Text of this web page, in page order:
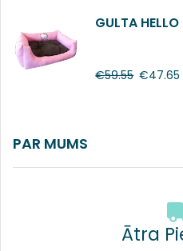
GULTA
€59.55 €47.65
PAR MUMS
Ātra